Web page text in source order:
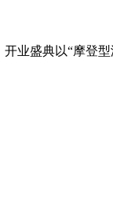
业盛典以“摩登